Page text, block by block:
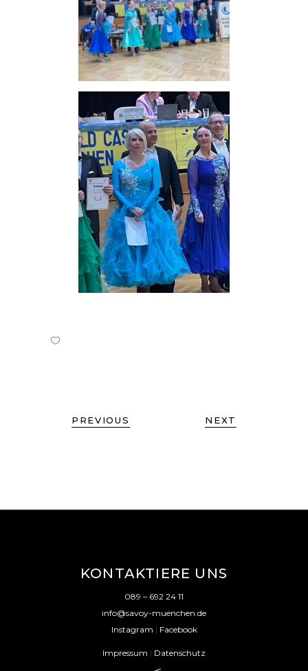
PREVIOUS NEXT
KONTAKTIERE UNS
089 – 692 24 11
info@savoy-muenchen.de
Instagram | Facebook
Impressum | Datenschutz